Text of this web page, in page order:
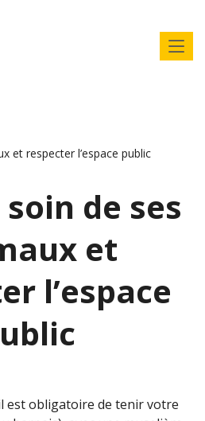
et respecter l’espace public
de ses
et
l’espace
est obligatoire de tenir votre